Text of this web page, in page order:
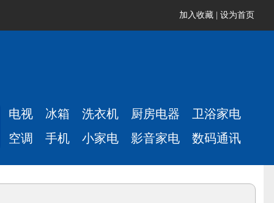
加入收藏 设为首页
电视 冰箱 洗衣机 厨房电器
卫浴家电
空调
手机 小家电 影音家电 数码通讯